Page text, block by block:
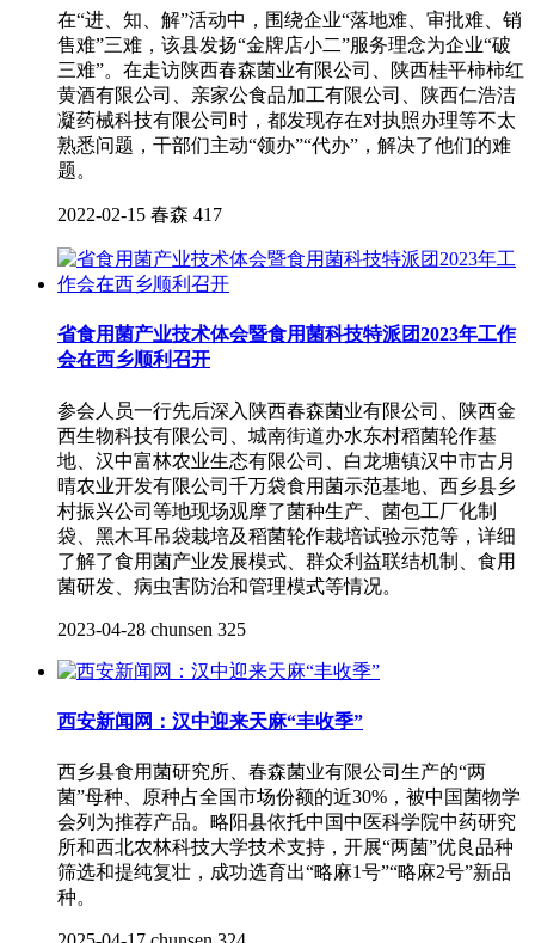
在“进、知、解”活动中，围绕企业“落地难、审批难、销
售难”三难，该县发扬“金牌店小二”服务理念为企业“破
三难”。在走访陕西春森菌业有限公司、陕西桂平柿柿红
黄酒有限公司、亲家公食品加工有限公司、陕西仁浩洁
凝药械科技有限公司时，都发现存在对执照办理等不太
熟悉问题，干部们主动“领办”“代办”，解决了他们的难
题。
2022-02-15 春森 417
省食用菌产业技术体会暨食用菌科技特派团2023年工作
会在西乡顺利召开
参会人员一行先后深入陕西春森菌业有限公司、陕西金
西生物科技有限公司、城南街道办水东村稻菌轮作基
地、汉中富林农业生态有限公司、白龙塘镇汉中市古月
晴农业开发有限公司千万袋食用菌示范基地、西乡县乡
村振兴公司等地现场观摩了菌种生产、菌包工厂化制
袋、黑木耳吊袋栽培及稻菌轮作栽培试验示范等，详细
了解了食用菌产业发展模式、群众利益联结机制、食用
菌研发、病虫害防治和管理模式等情况。
2023-04-28 chunsen 325
西安新闻网：汉中迎来天麻“丰收季”
西乡县食用菌研究所、春森菌业有限公司生产的“两
菌”母种、原种占全国市场份额的近30%，被中国菌物学
会列为推荐产品。略阳县依托中国中医科学院中药研究
所和西北农林科技大学技术支持，开展“两菌”优良品种
筛选和提纯复壮，成功选育出“略麻1号”“略麻2号”新品
种。